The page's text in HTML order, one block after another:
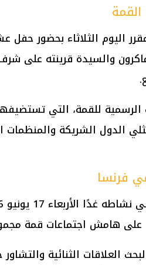
اليوم الثلاثاء بحضور حفل
والسيدة قرينته على
.
للقمة، التي
الدول الشريكة والمنظمات
فرنسا
على هامش اجتماعات قمة
العلاقات الثنائية